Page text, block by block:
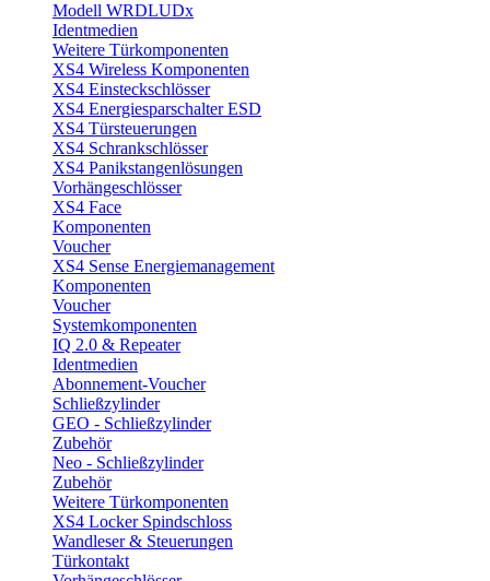
Modell WRDLUDx
Identmedien
Weitere Türkomponenten
XS4 Wireless Komponenten
XS4 Einsteckschlösser
XS4 Energiesparschalter ESD
XS4 Türsteuerungen
XS4 Schrankschlösser
XS4 Panikstangenlösungen
Vorhängeschlösser
XS4 Face
Komponenten
Voucher
XS4 Sense Energiemanagement
Komponenten
Voucher
Systemkomponenten
IQ 2.0 & Repeater
Identmedien
Abonnement-Voucher
Schließzylinder
GEO - Schließzylinder
Zubehör
Neo - Schließzylinder
Zubehör
Weitere Türkomponenten
XS4 Locker Spindschloss
Wandleser & Steuerungen
Türkontakt